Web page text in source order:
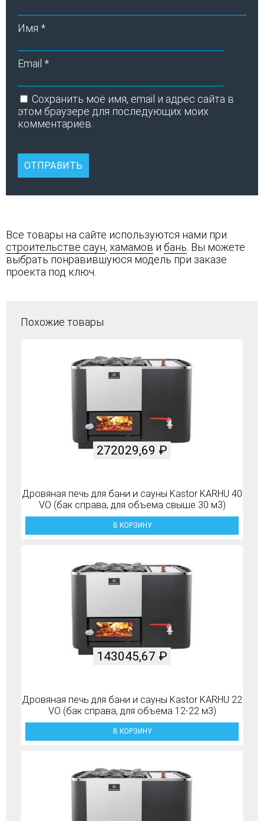
Имя *
Email *
Сохранить моё имя, email и адрес сайта в
этом браузере для последующих моих
комментариев.
Все товары на сайте используются нами при
строительстве саун, хамамов и бань . Вы можете
выбрать понравившуюся модель при заказе
проекта под ключ.
Похожие товары
Дровяная печь для бани и сауны Kastor KARHU 40
VO (бак справа, для объема свыше 30 м3)
272029,69 ₽
В КОРЗИНУ
Дровяная печь для бани и сауны Kastor KARHU 22
VO (бак справа, для объема 12-22 м3)
143045,67 ₽
В КОРЗИНУ